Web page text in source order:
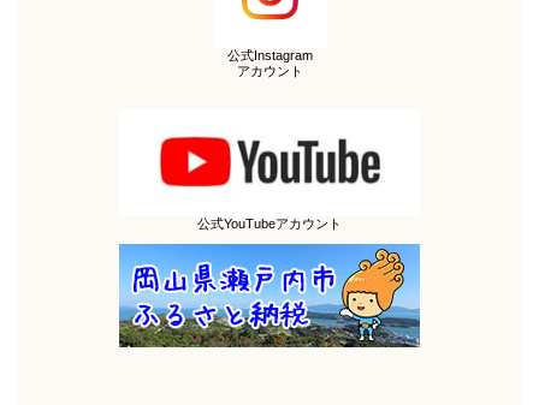
公式Instagram
アカウント
公式YouTubeアカウント